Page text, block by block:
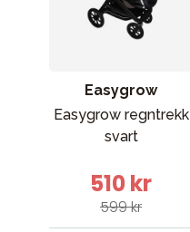
Easygrow
Easygrow regntrekk
svart
510 kr
599 kr